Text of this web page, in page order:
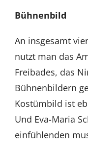
Bühnenbild
An insgesamt
nutzt man das
Freibades, das
Bühnenbildern
Kostümbild ist
Und Eva-Maria
einfühlenden